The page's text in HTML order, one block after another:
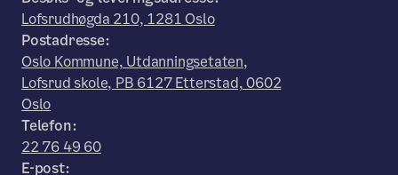
Lofsrudhøgda 210, 1281 Oslo
Postadresse:
Oslo Kommune, Utdanningsetaten,
Lofsrud skole, PB 6127 Etterstad, 0602
Oslo
Telefon:
22 76 49 60
E-post: